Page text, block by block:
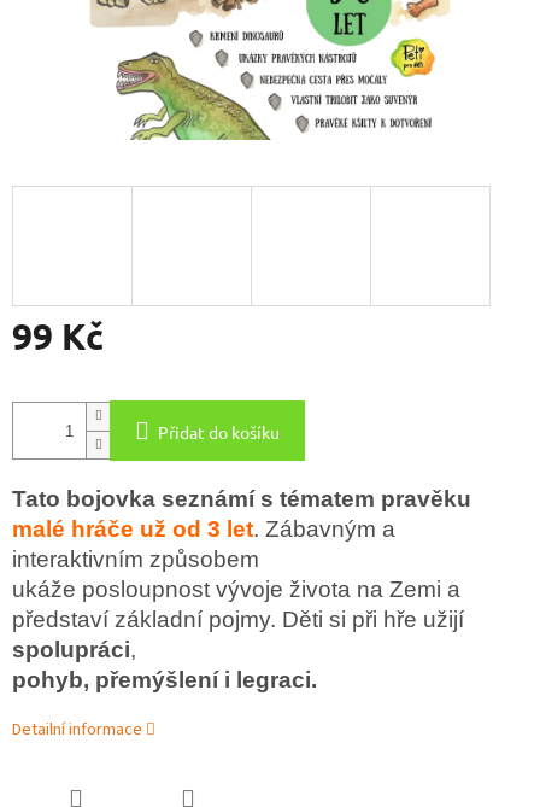
99 Kč
cena:
Přidat do košíku
Tato bojovka seznámí s tématem pravěku
malé hráče už od 3 let. Zábavným a
interaktivním způsobem
ukáže posloupnost vývoje života na Zemi a
představí základní pojmy. Děti si při hře užijí
spolupráci,
pohyb, přemýšlení i legraci.
Detailní informace